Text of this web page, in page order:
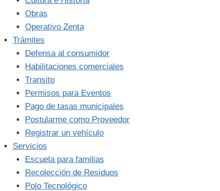
Obras
Operativo Zenta
Trámites
Defensa al consumidor
Habilitaciones comerciales
Transito
Permisos para Eventos
Pago de tasas municipales
Postularme como Proveedor
Registrar un vehículo
Servicios
Escuela para familias
Recolección de Residuos
Polo Tecnológico